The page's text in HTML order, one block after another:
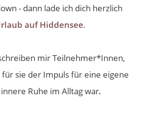
- dann lade ich dich herzlich
auf Hiddensee.
mir Teilnehmer*Innen,
für sie der Impuls für eine eigene
Ruhe im Alltag war.